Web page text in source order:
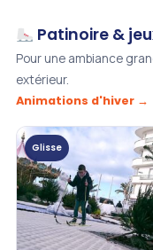
Patinoire &
Pour une ambiance
extérieur.
Animations d'hiver →
Glisse